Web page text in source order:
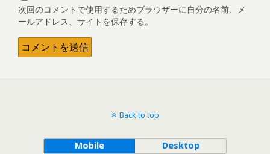
次回のコメントで使用するためブラウザーに自分の名前、メ
ールアドレス、サイトを保存する。
Back to top
Mobile Desktop